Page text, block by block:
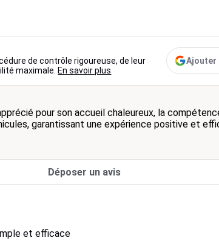
de contrôle rigoureuse, de leur
maximale. En savoir plus
Ajouter
pour son accueil chaleureux, la
garantissant une expérience positive et
Déposer un avis
et efficace